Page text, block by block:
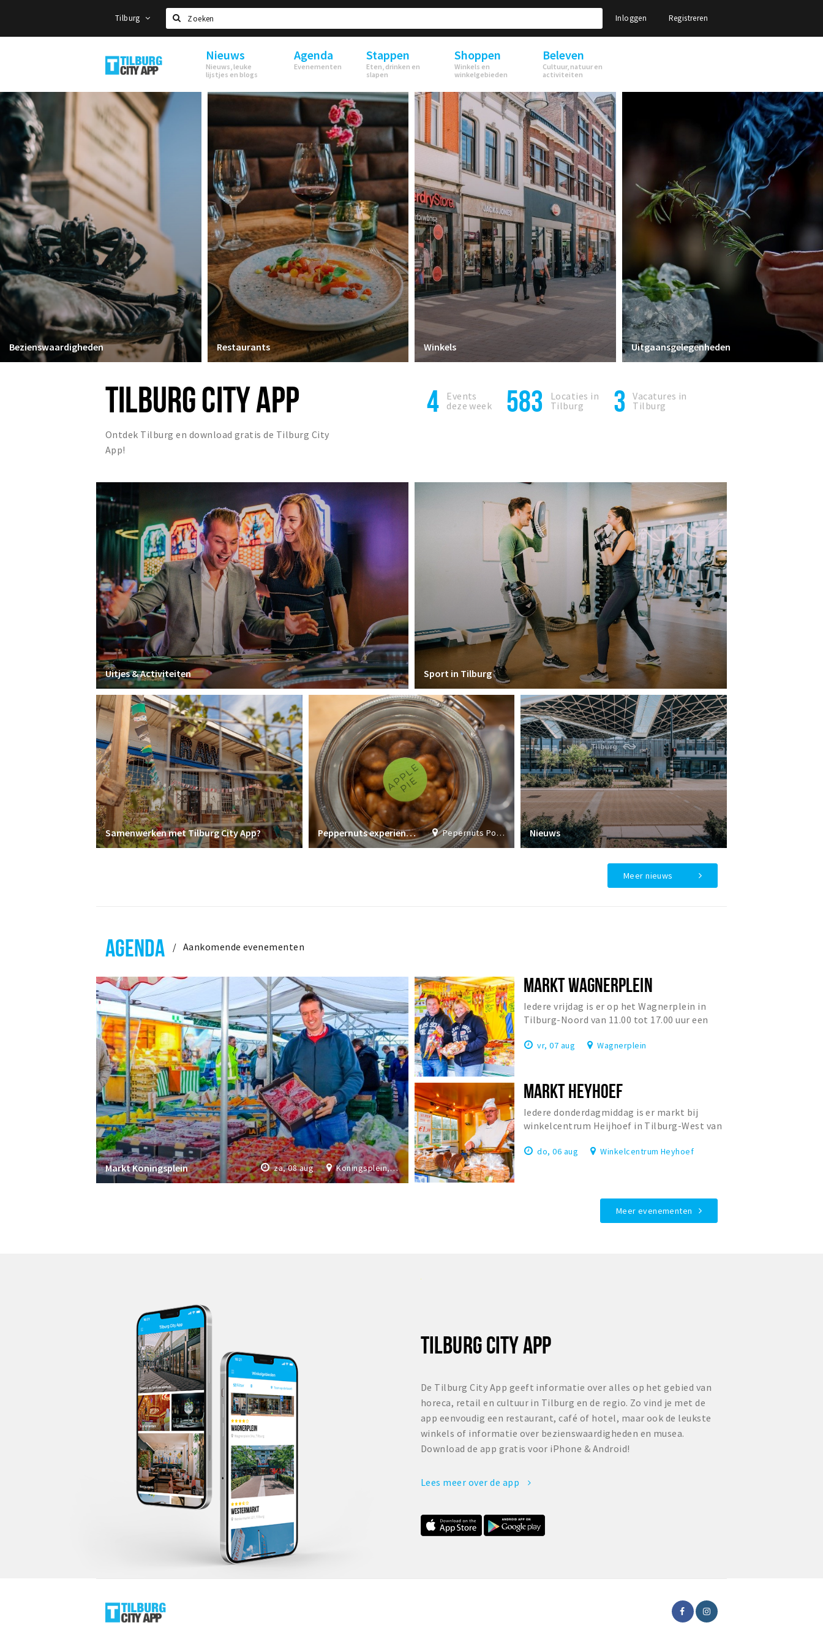
Tilburg
Zoeken
Inloggen Registreren
Tilburg Nieuws
Nieuws, leuke
lijstjes en blogs
Agenda
Evenementen
Stappen
Eten, drinken en
slapen
Shoppen
Winkels en
winkelgebieden
Beleven
Cultuur, natuur en
activiteiten
Bezienswaardigheden Restaurants Winkels Uitgaansgelegenheden
TILBURG CITY APP
Ontdek Tilburg en download gratis de Tilburg City
App!
4
Events
deze week
583
Locaties in
Tilburg
3
Vacatures in
Tilburg
Uitjes & Activiteiten Sport in Tilburg
Samenwerken met Tilburg City App? Pepernuts Pop Up Store
Peppernuts experience bij Peppernuts Tilburg Nieuws
Meer nieuws
AGENDA Aankomende evenementen
Koningsplein, Tilurg
za, 08 aug
Markt Koningsplein
MARKT WAGNERPLEIN
Iedere vrijdag is er op het Wagnerplein in
Tilburg-Noord van 11.00 tot 17.00 uur een
vr, 07 aug Wagnerplein
MARKT HEYHOEF
Iedere donderdagmiddag is er markt bij
winkelcentrum Heijhoef in Tilburg-West van
do, 06 aug Winkelcentrum Heyhoef
Meer evenementen
TILBURG CITY APP
De Tilburg City App geeft informatie over alles op het gebied van
horeca, retail en cultuur in Tilburg en de regio. Zo vind je met de
app eenvoudig een restaurant, café of hotel, maar ook de leukste
winkels of informatie over bezienswaardigheden en musea.
Download de app gratis voor iPhone & Android!
Lees meer over de app
Tilburg